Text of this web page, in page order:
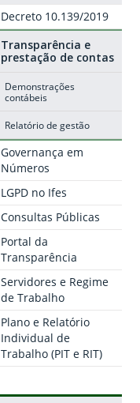
Decreto 10.139/2019
Transparência e
prestação de contas
Demonstrações
contábeis
Relatório de gestão
Governança em
Números
LGPD no Ifes
Consultas Públicas
Portal da
Transparência
Servidores e Regime
de Trabalho
Plano e Relatório
Individual de
Trabalho (PIT e RIT)